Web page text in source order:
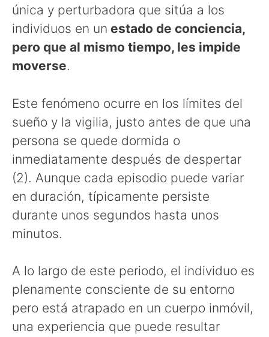
única y perturbadora que sitúa a los
individuos en un estado de conciencia,
pero que al mismo tiempo, les impide
moverse.
Este fenómeno ocurre en los límites del
sueño y la vigilia, justo antes de que una
persona se quede dormida o
inmediatamente después de despertar
(2). Aunque cada episodio puede variar
en duración, típicamente persiste
durante unos segundos hasta unos
minutos.
A lo largo de este periodo, el individuo es
plenamente consciente de su entorno
pero está atrapado en un cuerpo inmóvil,
una experiencia que puede resultar